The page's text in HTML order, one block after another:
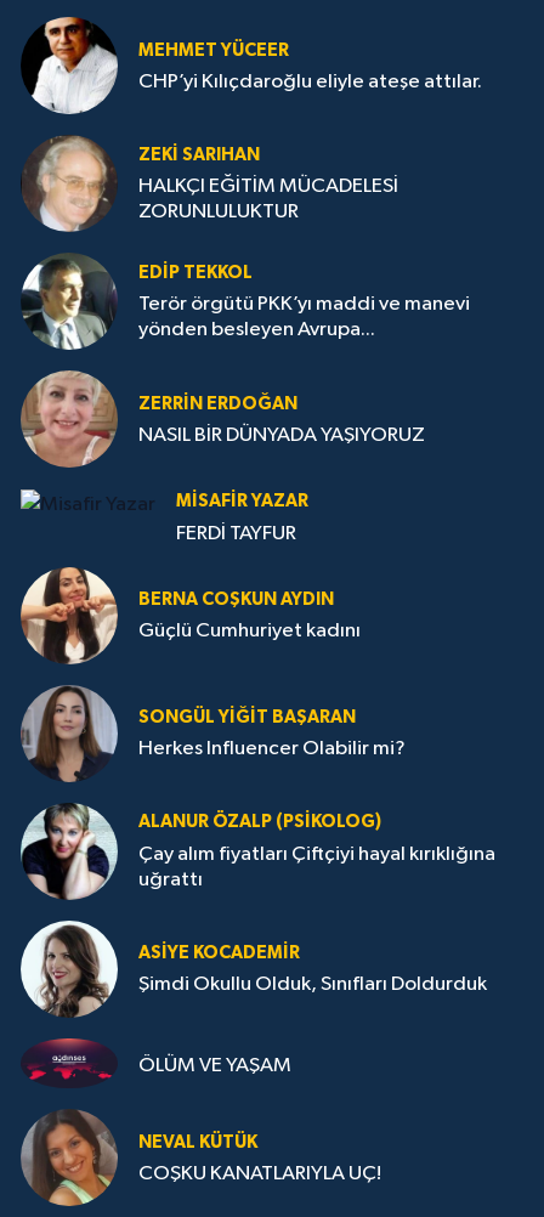
MEHMET YÜCEER
CHP’yi Kılıçdaroğlu eliyle ateşe attılar.
ZEKI SARIHAN
HALKÇI EĞİTİM MÜCADELESİ
ZORUNLULUKTUR
EDIP TEKKOL
Terör örgütü PKK’yı maddi ve manevi
yönden besleyen Avrupa...
ZERRIN ERDOĞAN
NASIL BİR DÜNYADA YAŞIYORUZ
MISAFIR YAZAR
FERDİ TAYFUR
BERNA COŞKUN AYDIN
Güçlü Cumhuriyet kadını
SONGÜL YIĞIT BAŞARAN
Herkes Influencer Olabilir mi?
ALANUR ÖZALP (PSIKOLOG)
Çay alım fiyatları Çiftçiyi hayal kırıklığına
uğrattı
ASIYE KOCADEMİR
Şimdi Okullu Olduk, Sınıfları Doldurduk
ÖLÜM VE YAŞAM
NEVAL KÜTÜK
COŞKU KANATLARIYLA UÇ!